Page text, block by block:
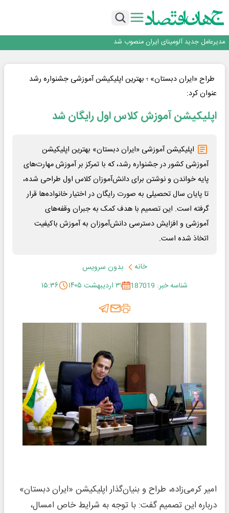
بازگشت فرش ماشینی به اصفهان پس از هفت سال؛ دو نمایشگاه تخصصی در شهر
مدیرعامل جدید آلومینای ایران منصوب شد
رونمایی فولاد غدیر نی ریز از سامانه ی « آقای پولاد»
بازگشت فرش ماشینی به اصفهان پس از هفت سال؛ دو نمایشگاه تخصصی در شهر
نمایشگاهی برگزار می‌شود
عرضه اولیه احیا استیل فولاد بافت
طراح «ایران دبستان» ؛ بهترین اپلیکیشن آموزشی جشنواره رشد
عنوان کرد:
اپلیکیشن آموزش کلاس اول رایگان شد
اپلیکیشن آموزشی «ایران دبستان» بهترین اپلیکیشن
آموزشی کشور در جشنواره رشد، که با تمرکز بر آموزش مهارت‌های
پایه خواندن و نوشتن برای دانش‌آموزان کلاس اول طراحی شده،
تا پایان سال تحصیلی به صورت رایگان در اختیار خانواده‌ها قرار
گرفته است. این تصمیم با هدف کمک به جبران وقفه‌های
آموزشی و افزایش دسترسی دانش‌آموزان به آموزش باکیفیت
اتخاذ شده است.
خانه
بدون سرویس
شناسه خبر: 187019
۳۱ اردیبهشت ۱۴۰۵ ۱۵:۳۶
امیر کرمی‌زاده، طراح و بنیان‌گذار اپلیکیشن «ایران دبستان»
درباره این تصمیم گفت: با توجه به شرایط خاص امسال،